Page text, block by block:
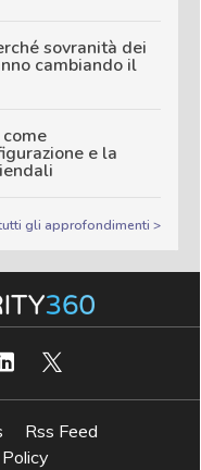
sovranità dei
cambiando il
e la
gli approfondimenti >
Rss Feed